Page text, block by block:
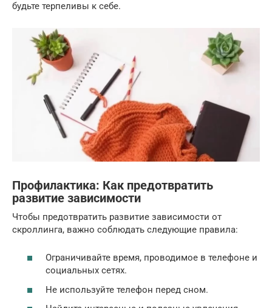
будьте терпеливы к себе.
Профилактика: Как предотвратить
развитие зависимости
Чтобы предотвратить развитие зависимости от
скроллинга, важно соблюдать следующие правила:
Ограничивайте время, проводимое в телефоне и
социальных сетях.
Не используйте телефон перед сном.